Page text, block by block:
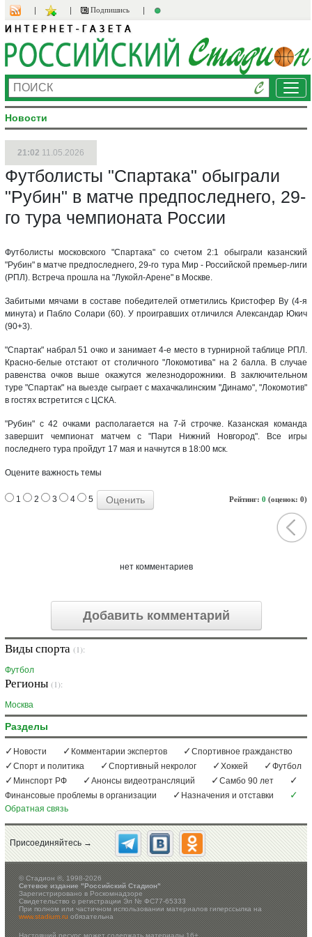
Подпишись
Новости
21:02 11.05.2026
Футболисты "Спартака" обыграли
"Рубин" в матче предпоследнего, 29-
го тура чемпионата России
Футболисты московского "Спартака" со счетом 2:1 обыграли казанский
"Рубин" в матче предпоследнего, 29-го тура Мир - Российской премьер-лиги
(РПЛ). Встреча прошла на "Лукойл-Арене" в Москве.
Забитыми мячами в составе победителей отметились Кристофер Ву (4-я
минута) и Пабло Солари (60). У проигравших отличился Александар Юкич
(90+3).
"Спартак" набрал 51 очко и занимает 4-е место в турнирной таблице РПЛ.
Красно-белые отстают от столичного "Локомотива" на 2 балла. В случае
равенства очков выше окажутся железнодорожники. В заключительном
туре "Спартак" на выезде сыграет с махачкалинским "Динамо", "Локомотив"
в гостях встретится с ЦСКА.
"Рубин" с 42 очками располагается на 7-й строчке. Казанская команда
завершит чемпионат матчем с "Пари Нижний Новгород". Все игры
последнего тура пройдут 17 мая и начнутся в 18:00 мск.
Оцените важность темы
Рейтинг: 0 (оценок: 0)
1 2 3 4 5
нет комментариев
Добавить комментарий
Виды спорта (1):
Футбол
Регионы (1):
Москва
Разделы
Новости Комментарии экспертов
Спортивное гражданство
Спорт и политика
Спортивный некролог Хоккей
Футбол
Минспорт РФ
Анонсы видеотрансляций
Самбо 90 лет
Финансовые проблемы в организации
Назначения и отставки
Обратная связь
Присоединяйтесь →
©Стадион ®, 1998-2026
Сетевое издание "Российский Стадион"
Зарегистрировано в Роскомнадзоре
Свидетельство о регистрации Эл № ФС77-65333
При полном или частичном использовании материалов гиперссылка на
www.stadium.ruобязательна
Настоящий ресурс может содержать материалы 16+